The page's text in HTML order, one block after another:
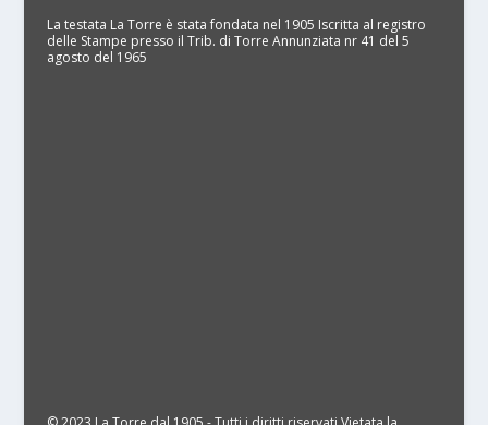
La testata La Torre è stata fondata nel 1905 Iscritta al registro
delle Stampe presso il Trib. di Torre Annunziata nr 41 del 5
agosto del 1965